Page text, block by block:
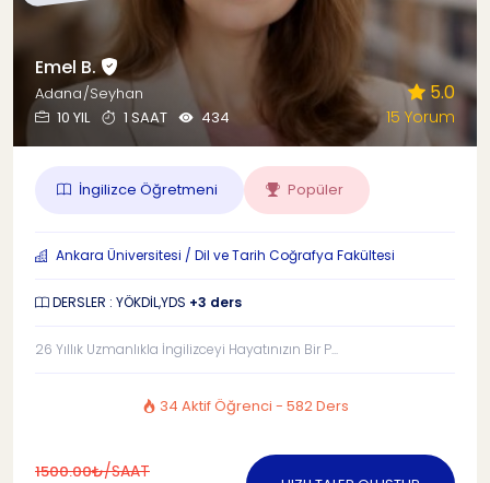
Emel B.
Adana/Seyhan
10 YIL
1 SAAT 434
5.0
15 Yorum
İngilizce Öğretmeni Popüler
Ankara Üniversitesi / Dil ve Tarih Coğrafya Fakültesi
DERSLER : YÖKDİL,YDS +3 ders
26 Yıllık Uzmanlıkla İngilizceyi Hayatınızın Bir P...
34 Aktif Öğrenci - 582 Ders
1500.00₺/SAAT